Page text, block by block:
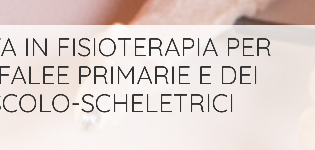
IN FISIOTERAPIA PER
PRIMARIE E DEI
SCHELETRICI